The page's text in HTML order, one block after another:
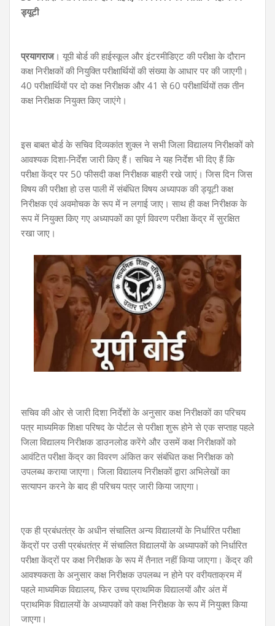
ड्यूटी
प्रयागराज। यूपी बोर्ड की हाईस्कूल और इंटरमीडिएट की परीक्षा के दौरान
कक्ष निरीक्षकों की नियुक्ति परीक्षार्थियों की संख्या के आधार पर की जाएगी।
40 परीक्षार्थियों पर दो कक्ष निरीक्षक और 41 से 60 परीक्षार्थियों तक तीन
कक्ष निरीक्षक नियुक्त किए जाएंगे।
इस बाबत बोर्ड के सचिव दिव्यकांत शुक्ल ने सभी जिला विद्यालय निरीक्षकों को
आवश्यक दिशा-निर्देश जारी किए हैं। सचिव ने यह निर्देश भी दिए हैं कि
परीक्षा केंद्र पर 50 फीसदी कक्ष निरीक्षक बाहरी रखे जाएं। जिस दिन जिस
विषय की परीक्षा हो उस पाली में संबंधित विषय अध्यापक की ड्यूटी कक्ष
निरीक्षक एवं अवमोचक के रूप में न लगाई जाए। साथ ही कक्ष निरीक्षक के
रूप में नियुक्त किए गए अध्यापकों का पूर्ण विवरण परीक्षा केंद्र में सुरक्षित
रखा जाए।
सचिव की ओर से जारी दिशा निर्देशों के अनुसार कक्ष निरीक्षकों का परिचय
पत्र माध्यमिक शिक्षा परिषद के पोर्टल से परीक्षा शुरू होने से एक सप्ताह पहले
जिला विद्यालय निरीक्षक डाउनलोड करेंगे और उसमें कक्ष निरीक्षकों को
आवंटित परीक्षा केंद्र का विवरण अंकित कर संबंधित कक्ष निरीक्षक को
उपलब्ध कराया जाएगा। जिला विद्यालय निरीक्षकों द्वारा अभिलेखों का
सत्यापन करने के बाद ही परिचय पत्र जारी किया जाएगा।
एक ही प्रबंधतंत्र के अधीन संचालित अन्य विद्यालयों के निर्धारित परीक्षा
केंद्रों पर उसी प्रबंधतंत्र में संचालित विद्यालयों के अध्यापकों को निर्धारित
परीक्षा केंद्रों पर कक्ष निरीक्षक के रूप में तैनात नहीं किया जाएगा। केंद्र की
आवश्यकता के अनुसार कक्ष निरीक्षक उपलब्ध न होने पर वरीयताक्रम में
पहले माध्यमिक विद्यालय, फिर उच्च प्राथमिक विद्यालयों और अंत में
प्राथमिक विद्यालयों के अध्यापकों को कक्ष निरीक्षक के रूप में नियुक्त किया
जाएगा।